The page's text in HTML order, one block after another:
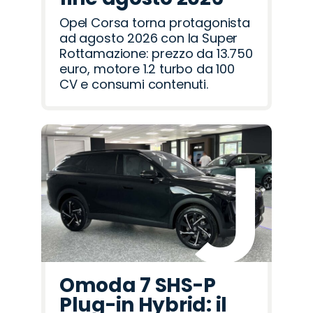
Opel Corsa torna protagonista
ad agosto 2026 con la Super
Rottamazione: prezzo da 13.750
euro, motore 1.2 turbo da 100
CV e consumi contenuti.
Omoda 7 SHS-P
Plug-in Hybrid: il